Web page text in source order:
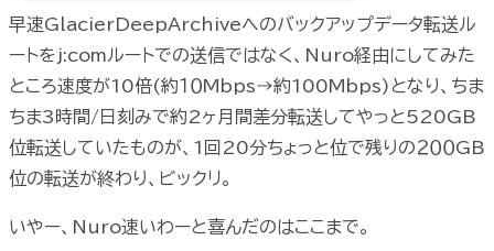
早速GlacierDeepArchiveへのバックアップデータ転送ル
ートをj:comルートでの送信ではなく、Nuro経由にしてみた
ところ速度が10倍(約１０Mbps→約100Mbps)となり、ちま
ちま3時間/日刻みで約2ヶ月間差分転送してやっと520GB
位転送していたものが、1回20分ちょっと位で残りの２００GB
位の転送が終わり、ビックリ。
いやー、Nuro速いわーと喜んだのはここまで。